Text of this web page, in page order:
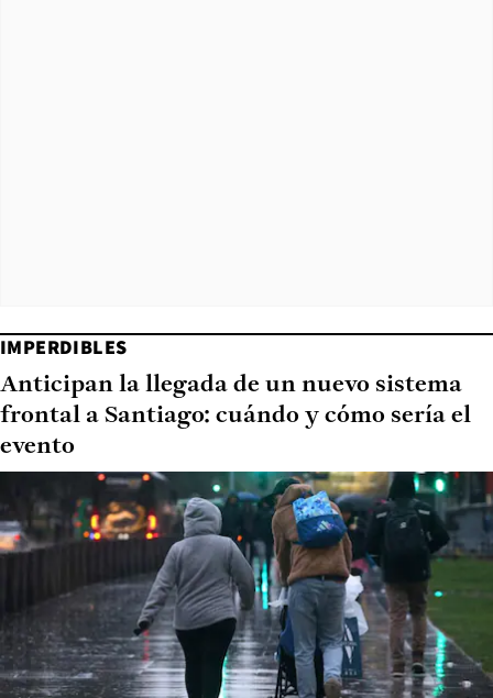
IMPERDIBLES
Anticipan la llegada de un nuevo sistema
frontal a Santiago: cuándo y cómo sería el
evento